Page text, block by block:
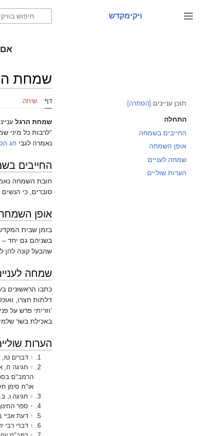
לתוכן
שינוי מצב סרגל צד
ויקימקדש
אם
תוכן עניינים הסתרה
התחלה
החייבים בשמחה
אופן השמחה
שמחה לעניים
הערות שוליים
שמחת
דף שיחה
שמחת הרגל
"לרבות כל מיני
נאמרה לגבי חג
החייבים
חובת השמחה
סוברים, כי
אופן
בזמן שבית
בשניהם גם יחד –
שהבעל קונה להן
שמחה
כתבו הראשונים
דלתות חצרו,
'וזריתי פרש על
באכילת בשר
הערות
↑ דברים טז,
↑ חגיגה ח,
הרמב"ם
או"ח סימן
↑ חגיגה ו, ב.
↑ ספר
↑ דעת
↑ דברי רבי